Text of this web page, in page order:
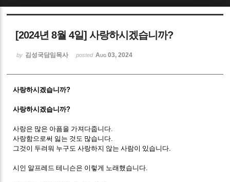
[2024년 8월 4일] 사랑하시겠습니까?
by 김성국담임목사 posted Aug 03, 2024
사랑하시겠습니까?
사랑하시겠습니까?
사랑은 많은 아픔을 가져다줍니다
사랑함으로써 잃는 것도 많습니다
그것이 두려워 누구도 사랑하지 않는 사람이 있습니다
시인 알프레드 테니슨은 이렇게 노래했습니다
Sketchbook5, 스케치북5
Sketchbook5, 스케치북5